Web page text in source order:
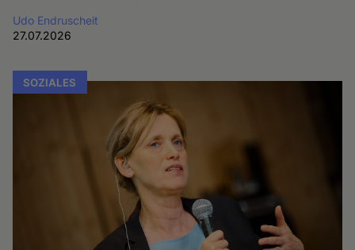
Udo Endruscheit
27.07.2026
SOZIALES